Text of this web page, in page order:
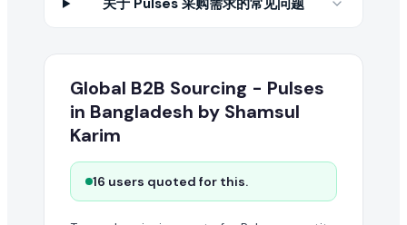
关于 Pulses 采购需求的常见问题
Global B2B Sourcing - Pulses
in Bangladesh by Shamsul
Karim
16 users quoted for this.